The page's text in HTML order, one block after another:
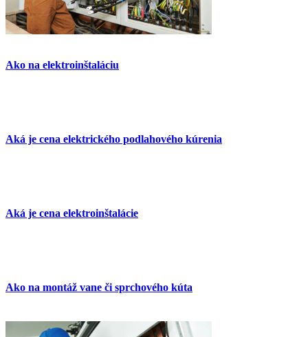
Ako na elektroinštaláciu
Aká je cena elektrického podlahového kúrenia
Aká je cena elektroinštalácie
Ako na montáž vane či sprchového kúta